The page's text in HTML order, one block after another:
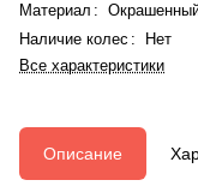
Материал :
Наличие колес :
Нет
Все характеристики
Описание